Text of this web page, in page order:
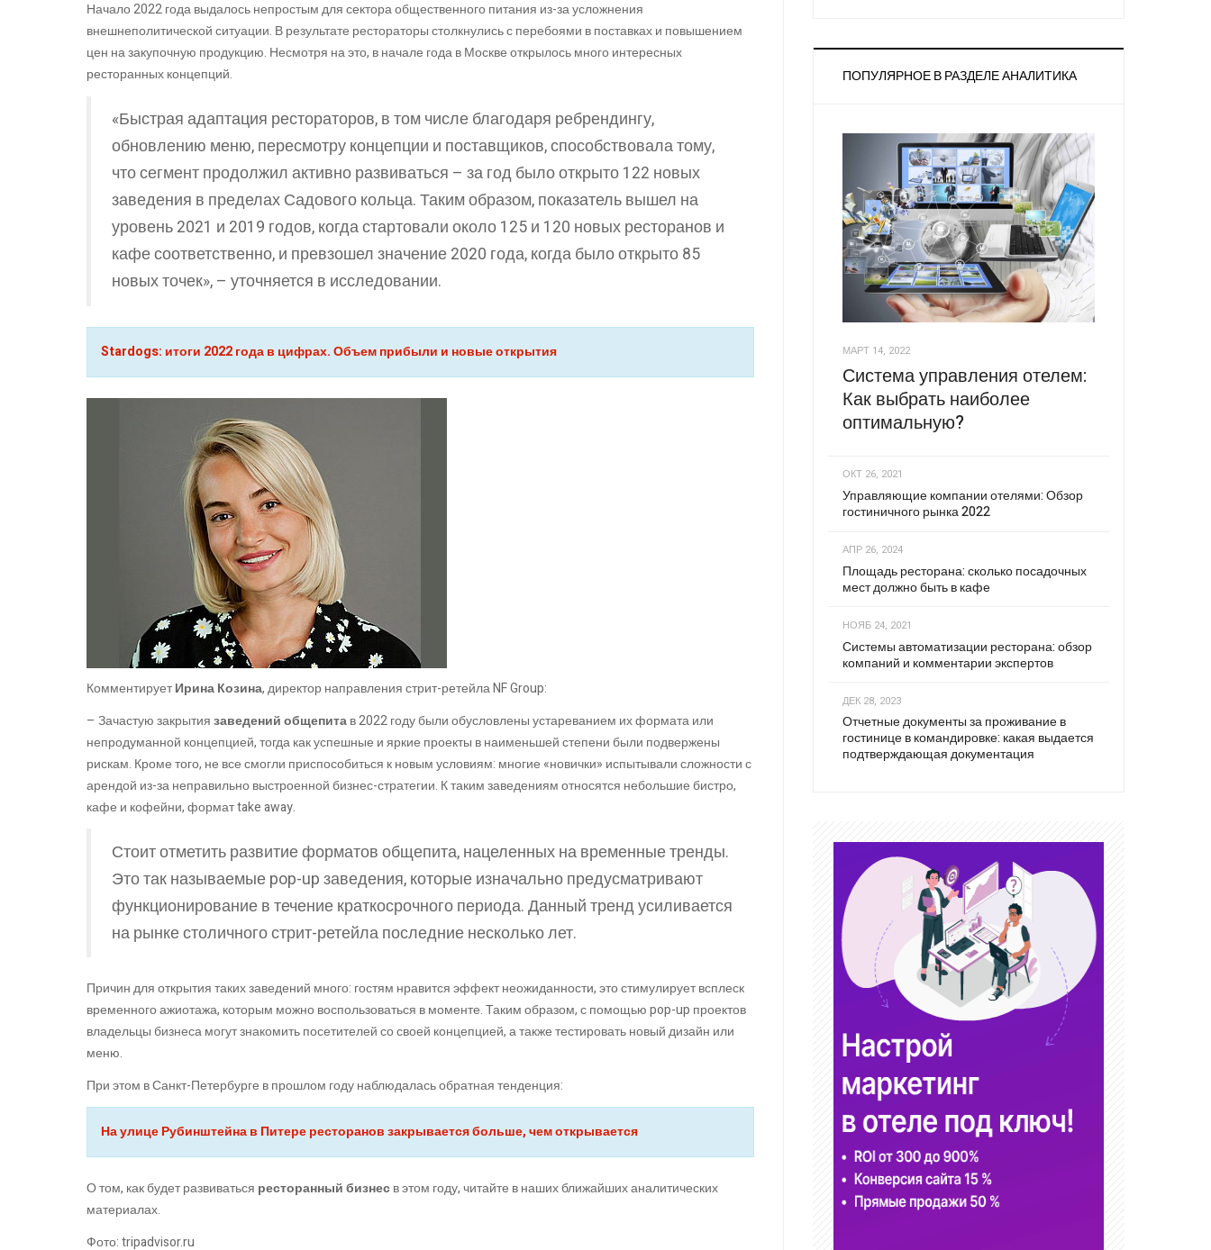
Начало 2022 года выдалось непростым для сектора общественного питания из-за усложнения
внешнеполитической ситуации. В результате рестораторы столкнулись с перебоями в поставках и повышением
цен на закупочную продукцию. Несмотря на это, в начале года в Москве открылось много интересных
ресторанных концепций.
«Быстрая адаптация рестораторов, в том числе благодаря ребрендингу,
обновлению меню, пересмотру концепции и поставщиков, способствовала тому,
что сегмент продолжил активно развиваться – за год было открыто 122 новых
заведения в пределах Садового кольца. Таким образом, показатель вышел на
уровень 2021 и 2019 годов, когда стартовали около 125 и 120 новых ресторанов и
кафе соответственно, и превзошел значение 2020 года, когда было открыто 85
новых точек», – уточняется в исследовании.
Stardogs: итоги 2022 года в цифрах. Объем прибыли и новые открытия
КомментируетИрина Козина, директор направления стрит-ретейла NF Group:
– Зачастую закрытиязаведений общепитав 2022 году были обусловлены устареванием их формата или
непродуманной концепцией, тогда как успешные и яркие проекты в наименьшей степени были подвержены
рискам. Кроме того, не все смогли приспособиться к новым условиям: многие «новички» испытывали сложности с
арендой из-за неправильно выстроенной бизнес-стратегии. К таким заведениям относятся небольшие бистро,
кафе и кофейни, формат take away.
Стоит отметить развитие форматов общепита, нацеленных на временные тренды.
Это так называемые pop-up заведения, которые изначально предусматривают
функционирование в течение краткосрочного периода. Данный тренд усиливается
на рынке столичного стрит-ретейла последние несколько лет.
Причин для открытия таких заведений много: гостям нравится эффект неожиданности, это стимулирует всплеск
временного ажиотажа, которым можно воспользоваться в моменте. Таким образом, с помощью pop-up проектов
владельцы бизнеса могут знакомить посетителей со своей концепцией, а также тестировать новый дизайн или
меню.
При этом в Санкт-Петербурге в прошлом году наблюдалась обратная тенденция:
На улице Рубинштейна в Питере ресторанов закрывается больше, чем открывается
О том, как будет развиваться ресторанный бизнесв этом году, читайте в наших ближайших аналитических
материалах.
Фото: tripadvisor.ru
ПОПУЛЯРНОЕ В РАЗДЕЛЕ АНАЛИТИКА
МАРТ 14, 2022
Система управления отелем:
Как выбрать наиболее
оптимальную?
ОКТ 26, 2021
Управляющие компании отелями: Обзор
гостиничного рынка 2022
АПР 26, 2024
Площадь ресторана: сколько посадочных
мест должно быть в кафе
НОЯБ 24, 2021
Системы автоматизации ресторана: обзор
компаний и комментарии экспертов
ДЕК 28, 2023
Отчетные документы за проживание в
гостинице в командировке: какая выдается
подтверждающая документация